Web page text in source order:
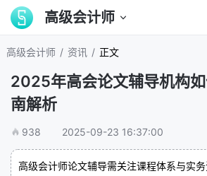
高级会计师
高级会计师 / 资讯 / 正文
2025年高会论文辅导机构
南解析
938 2025-09-23 16:37:00
高级会计师论文辅导需关注课程体系与实